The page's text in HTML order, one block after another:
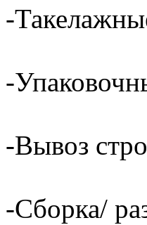
-
-
-Вывоз
-Сборка/